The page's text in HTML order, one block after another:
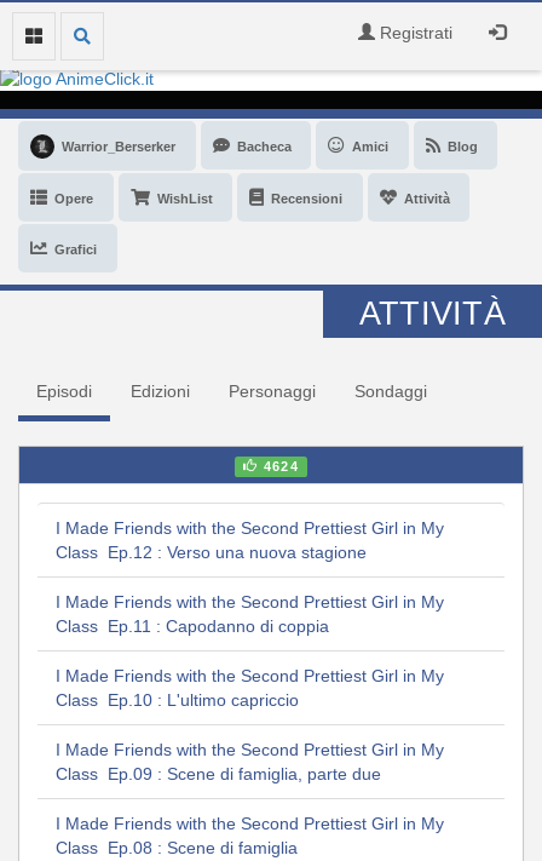
Registrati
Warrior_Berserker Bacheca Amici Blog
Opere WishList Recensioni Attività
Grafici
ATTIVITÀ
Episodi Edizioni Personaggi Sondaggi
4624
I Made Friends with the Second Prettiest Girl in My
Class Ep.12 : Verso una nuova stagione
I Made Friends with the Second Prettiest Girl in My
Class Ep.11 : Capodanno di coppia
I Made Friends with the Second Prettiest Girl in My
Class Ep.10 : L'ultimo capriccio
I Made Friends with the Second Prettiest Girl in My
Class Ep.09 : Scene di famiglia, parte due
I Made Friends with the Second Prettiest Girl in My
Class Ep.08 : Scene di famiglia